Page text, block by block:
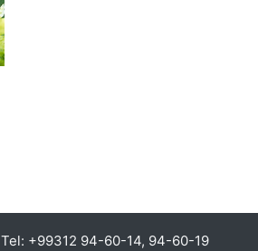
Tel: +99312 94-60-14, 94-60-19